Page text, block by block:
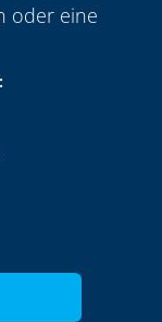
oder eine